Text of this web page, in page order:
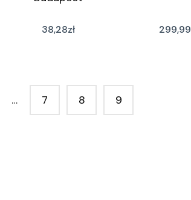
38,28zł 299,99
… 7 8 9